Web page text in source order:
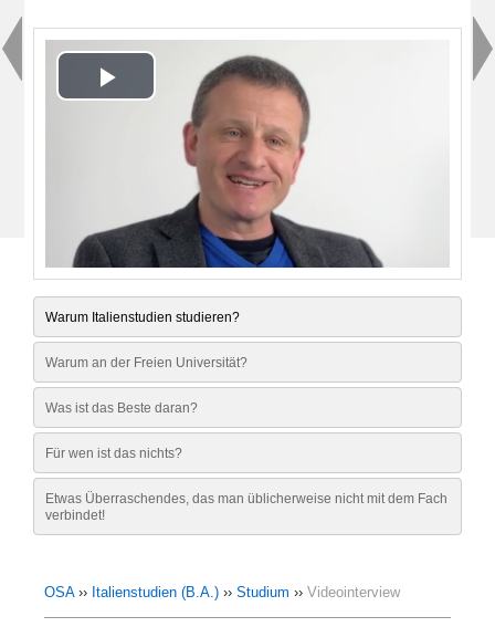
Play
Video
Warum Italienstudien studieren?
Warum an der Freien Universität?
Was ist das Beste daran?
Für wen ist das nichts?
Etwas Überraschendes, das man üblicherweise nicht mit dem Fach
verbindet!
OSA›› Italienstudien (B.A.) ›› Studium ›› Videointerview